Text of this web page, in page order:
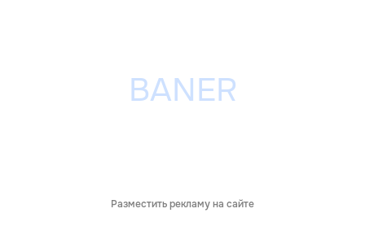
Разместить рекламу на сайте